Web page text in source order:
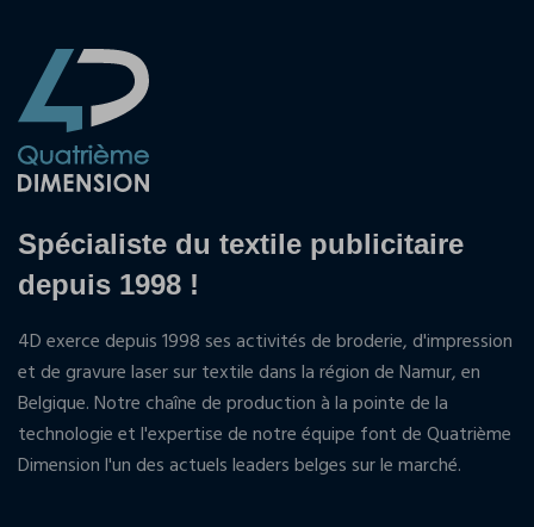
Spécialiste du textile publicitaire
depuis 1998 !
4D exerce depuis 1998 ses activités de broderie, d'impression
et de gravure laser sur textile dans la région de Namur, en
Belgique. Notre chaîne de production à la pointe de la
technologie et l'expertise de notre équipe font de Quatrième
Dimension l'un des actuels leaders belges sur le marché.